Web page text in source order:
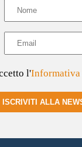
l'
ISCRIVITI ALLA